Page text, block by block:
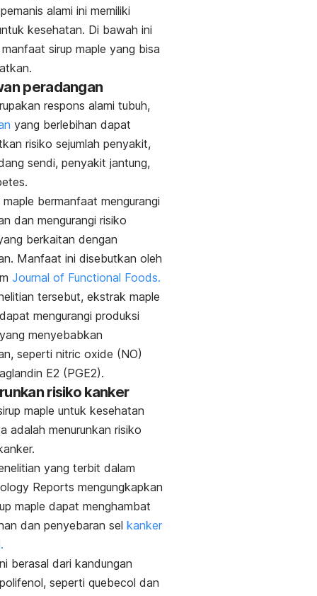
alami ini memiliki
kesehatan. Di bawah ini
sirup maple yang bisa
peradangan
respons alami tubuh,
yang berlebihan dapat
risiko sejumlah penyakit,
sendi, penyakit jantung,
maple bermanfaat mengurangi
dan mengurangi risiko
berkaitan dengan
Manfaat ini disebutkan oleh
Journal of Functional Foods.
tersebut, ekstrak maple
mengurangi produksi
menyebabkan
seperti nitric oxide (NO)
E2 (PGE2).
risiko kanker
maple untuk kesehatan
adalah menurunkan risiko
yang terbit dalam
Reports mengungkapkan
maple dapat menghambat
dan penyebaran sel kanker
berasal dari kandungan
seperti quebecol dan